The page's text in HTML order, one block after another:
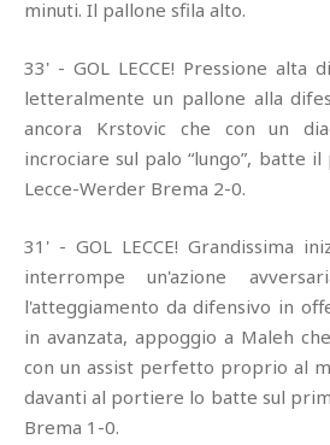
minuti. Il pallone sfila alto.
33' - GOL LECCE! Pressione alta
letteralmente un pallone alla
ancora Krstovic che con un
incrociare sul palo “lungo”, batte
Lecce-Werder Brema 2-0.
31' - GOL LECCE! Grandissima
interrompe un'azione
l'atteggiamento da difensivo in
in avanzata, appoggio a Maleh
con un assist perfetto proprio al
davanti al portiere lo batte sul
Brema 1-0.